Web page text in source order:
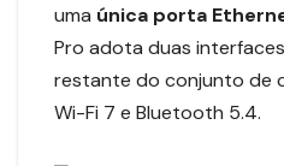
uma única porta
Pro adota duas interfaces
restante do conjunto de
Wi-Fi 7 e Bluetooth 5.4.